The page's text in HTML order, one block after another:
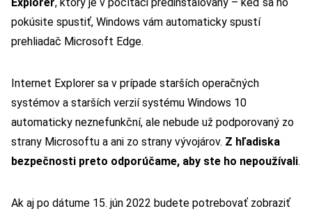
Explorer, ktorý je v počítači predinštalovaný – keď sa ho
pokúsite spustiť, Windows vám automaticky spustí
prehliadač Microsoft Edge.
Internet Explorer sa v prípade starších operačných
systémov a starších verzií systému Windows 10
automaticky neznefunkční, ale nebude už podporovaný zo
strany Microsoftu a ani zo strany vývojárov. Z hľadiska
bezpečnosti preto odporúčame, aby ste ho nepoužívali.
Ak aj po dátume 15. jún 2022 budete potrebovať zobraziť